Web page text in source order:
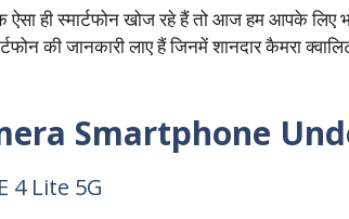
ही स्मार्टफोन खोज रहे हैं तो आज हम आपके लिए
की जानकारी लाए हैं जिनमें शानदार कैमरा
Smartphone
4 Lite 5G